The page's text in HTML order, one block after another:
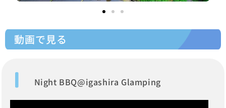
動画で見る
Night BBQ@igashira Glamping